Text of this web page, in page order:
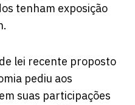
tenham exposição
lei recente proposto
pediu aos
suas participações